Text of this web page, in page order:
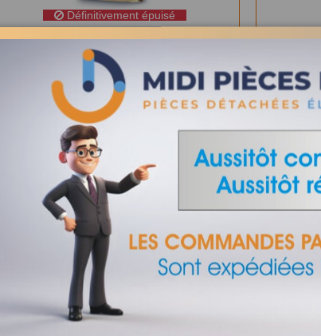
Définitivement épuisé
CAFE EN GRAINS KIMBO DELONGHI
5513215211
19,99 €
VIEW